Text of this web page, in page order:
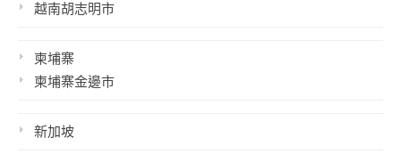
越南胡志明市
柬埔寨
柬埔寨金邊市
新加坡